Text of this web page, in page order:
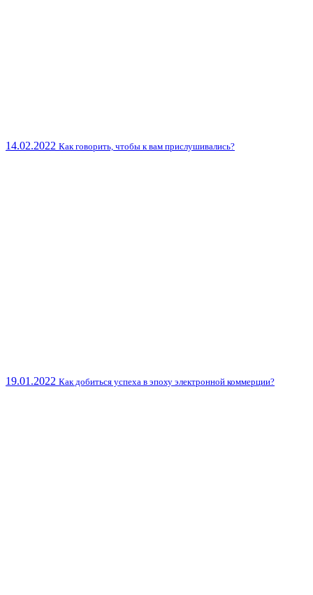
14.02.2022 Как говорить, чтобы к вам прислушивались?
19.01.2022 Как добиться успеха в эпоху электронной коммерции?